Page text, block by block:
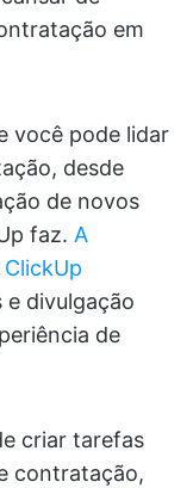
em
você pode lidar
desde
de novos
faz. A
divulgação
de
criar tarefas
contratação,